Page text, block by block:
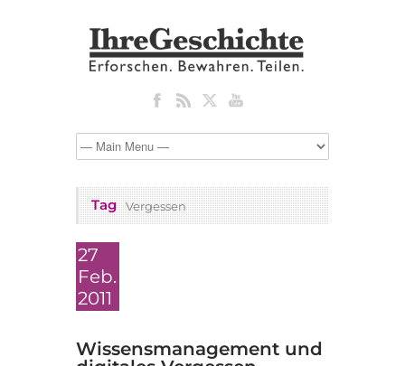
Tag Vergessen
27
Feb.
2011
Wissensmanagement und